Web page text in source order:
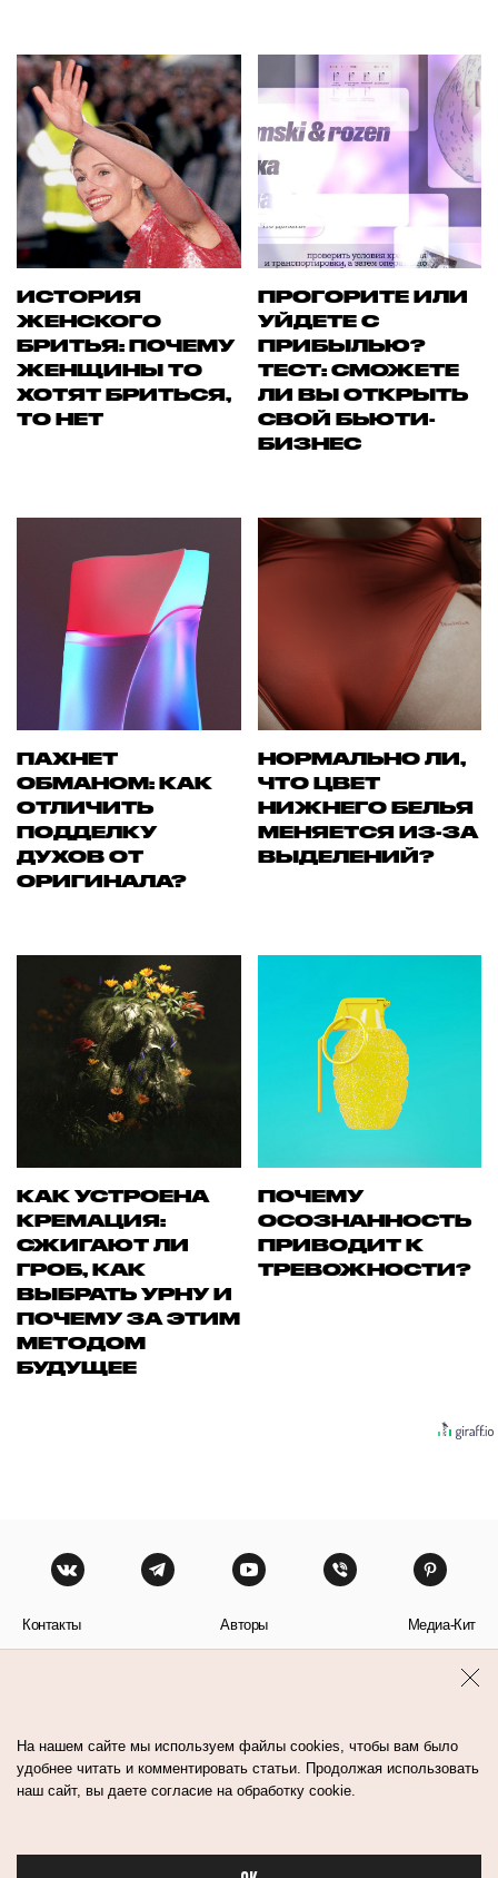
ИСТОРИЯ
ЖЕНСКОГО
БРИТЬЯ: ПОЧЕМУ
ЖЕНЩИНЫ ТО
ХОТЯТ БРИТЬСЯ,
ТО НЕТ
ПРОГОРИТЕ ИЛИ
УЙДЕТЕ С
ПРИБЫЛЬЮ?
ТЕСТ: СМОЖЕТЕ
ЛИ ВЫ ОТКРЫТЬ
СВОЙ БЬЮТИ-
БИЗНЕС
ПАХНЕТ
ОБМАНОМ: КАК
ОТЛИЧИТЬ
ПОДДЕЛКУ
ДУХОВ ОТ
ОРИГИНАЛА?
НОРМАЛЬНО ЛИ,
ЧТО ЦВЕТ
НИЖНЕГО БЕЛЬЯ
МЕНЯЕТСЯ ИЗ-ЗА
ВЫДЕЛЕНИЙ?
КАК УСТРОЕНА
КРЕМАЦИЯ:
СЖИГАЮТ ЛИ
ГРОБ, КАК
ВЫБРАТЬ УРНУ И
ПОЧЕМУ ЗА ЭТИМ
МЕТОДОМ
БУДУЩЕЕ
ПОЧЕМУ
ОСОЗНАННОСТЬ
ПРИВОДИТ К
ТРЕВОЖНОСТИ?
Контакты Авторы Медиа-Кит
На нашем сайте мы используем файлы cookies, чтобы вам было
удобнее читать и комментировать статьи. Продолжая использовать
наш сайт, вы даете согласие на обработку cookie.